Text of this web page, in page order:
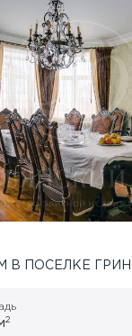
В ПОСЕЛКЕ
2